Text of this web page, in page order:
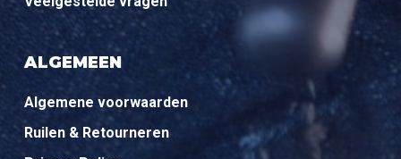
ALGEMEEN
Algemene voorwaarden
Ruilen & Retourneren